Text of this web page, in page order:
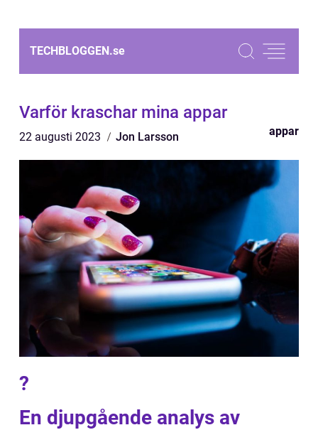
TECHBLOGGEN.se
Varför kraschar mina appar
22 augusti 2023 Jon Larsson appar
?
En djupgående analys av